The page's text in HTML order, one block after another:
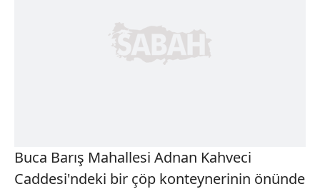
Buca Barış Mahallesi Adnan Kahveci
Caddesi'ndeki bir çöp konteynerinin önünde